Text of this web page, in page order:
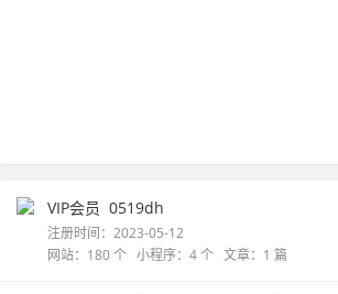
VIP会员 0519dh
注册时间：2023-05-12
网站：180 个 小程序：4 个 文章：1 篇